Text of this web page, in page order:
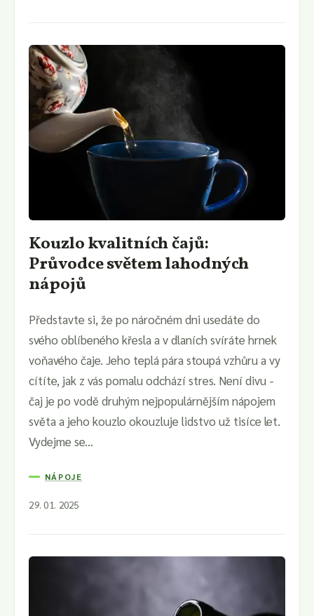
Kouzlo kvalitních čajů:
Průvodce světem lahodných
nápojů
Představte si, že po náročném dni usedáte do
svého oblíbeného křesla a v dlaních svíráte hrnek
voňavého čaje. Jeho teplá pára stoupá vzhůru a vy
cítíte, jak z vás pomalu odchází stres. Není divu -
čaj je po vodě druhým nejpopulárnějším nápojem
světa a jeho kouzlo okouzluje lidstvo už tisíce let.
Vydejme se...
NÁPOJE
29. 01. 2025